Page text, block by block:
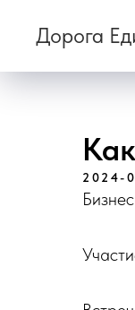
Дорога
2024-